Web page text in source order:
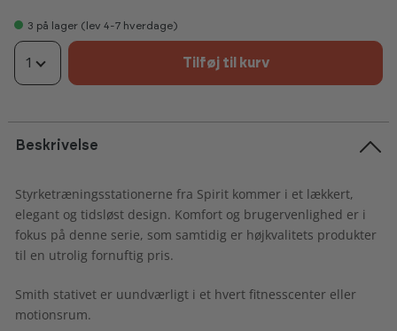
3 på lager (lev 4-7 hverdage)
1 Tilføj til kurv
Beskrivelse
Styrketræningsstationerne fra Spirit kommer i et lækkert,
elegant og tidsløst design. Komfort og brugervenlighed er i
fokus på denne serie, som samtidig er højkvalitets produkter
til en utrolig fornuftig pris.
Smith stativet er uundværligt i et hvert fitnesscenter eller
motionsrum.